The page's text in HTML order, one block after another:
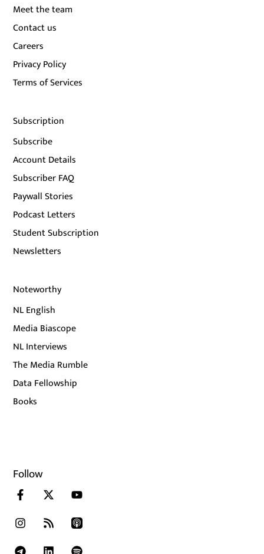
Meet the team
Contact us
Careers
Privacy Policy
Terms of Services
Subscription
Subscribe
Account Details
Subscriber FAQ
Paywall Stories
Podcast Letters
Student Subscription
Newsletters
Noteworthy
NL English
Media Biascope
NL Interviews
The Media Rumble
Data Fellowship
Books
Follow